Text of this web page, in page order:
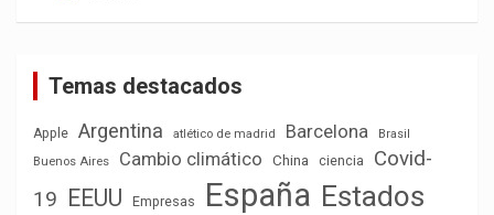
Temas destacados
Apple Argentina atlético de madrid Barcelona
Brasil
Buenos Aires
Cambio climático China ciencia
Covid-
19 EEUU Empresas España Estados